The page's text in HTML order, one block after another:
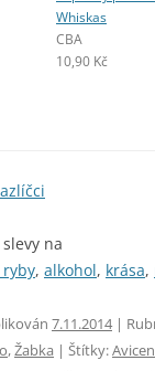
Whiskas
CBA
10,90 Kč
na
ryby, alkohol, krása,
7.11.2014|
,Žabka | Štítky: